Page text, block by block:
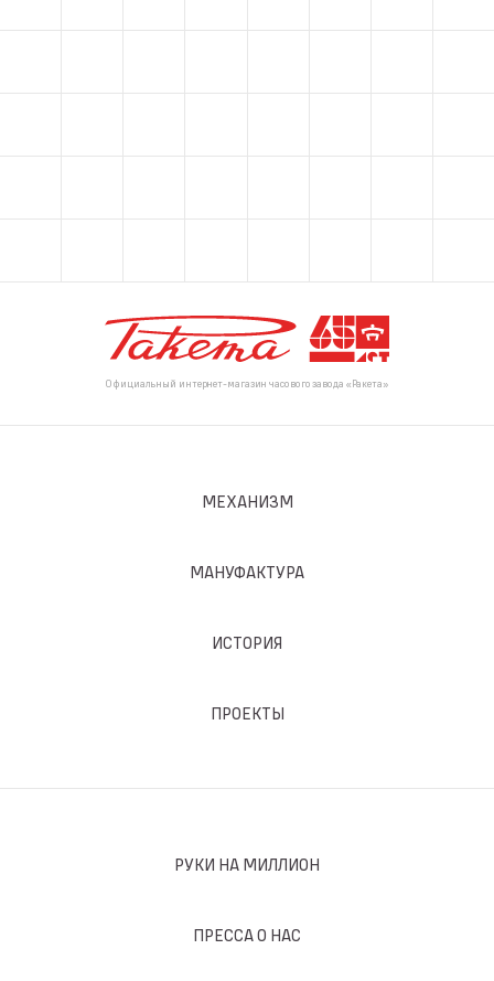
Официальный интернет-магазин часового завода «Ракета»
МЕХАНИЗМ
МАНУФАКТУРА
ИСТОРИЯ
ПРОЕКТЫ
РУКИ НА МИЛЛИОН
ПРЕССА О НАС